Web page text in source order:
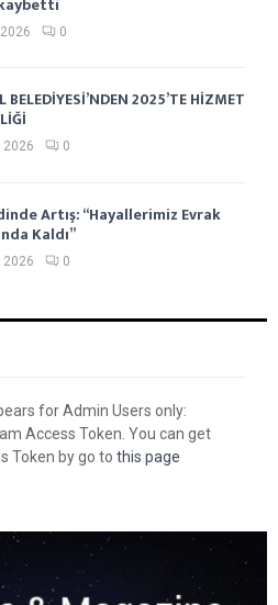
0
BELEDİYESİ’NDEN 2025’TE HİZMET
2026 0
Artış: “Hayallerimiz Evrak
Kaldı”
2026 0
for Admin Users only:
Access Token. You can get
Token by go to this page